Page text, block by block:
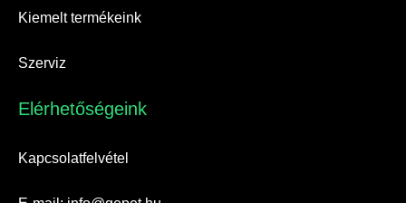
Kiemelt termékeink
Szerviz
Elérhetőségeink​
Kapcsolatfelvétel